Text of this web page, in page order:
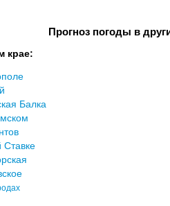
Прогноз погоды в
крае:
Балка
Ставке